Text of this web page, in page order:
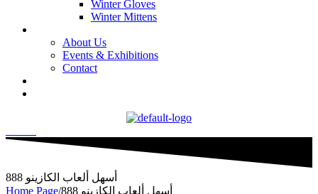
Winter Gloves
Winter Mittens
About Us
Events & Exhibitions
Contact
أسهل ألعاب الكازينو 888
Home Page/
أسهل ألعاب الكازينو 888